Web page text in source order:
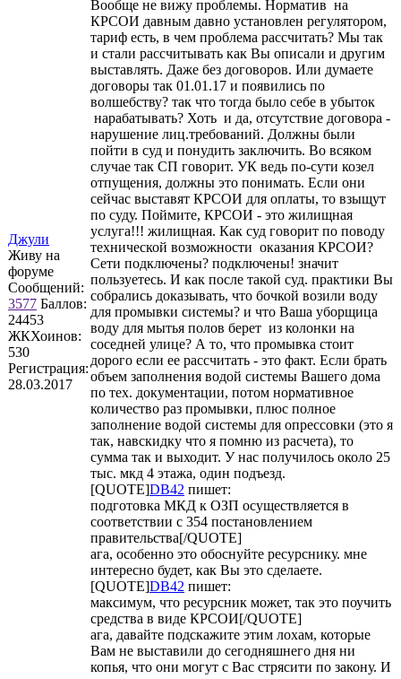
Джули
Живу на
форуме
Сообщений:
3577 Баллов:
24453
ЖКХоинов:
530
Регистрация:
28.03.2017
Вообще не вижу проблемы. Норматив на
КРСОИ давным давно установлен регулятором,
тариф есть, в чем проблема рассчитать? Мы так
и стали рассчитывать как Вы описали и другим
выставлять. Даже без договоров. Или думаете
договоры так 01.01.17 и появились по
волшебству? так что тогда было себе в убыток
нарабатывать? Хоть и да, отсутствие договора -
нарушение лиц.требований. Должны были
пойти в суд и понудить заключить. Во всяком
случае так СП говорит. УК ведь по-сути козел
отпущения, должны это понимать. Если они
сейчас выставят КРСОИ для оплаты, то взыщут
по суду. Поймите, КРСОИ - это жилищная
услуга!!! жилищная. Как суд говорит по поводу
технической возможности оказания КРСОИ?
Сети подключены? подключены! значит
пользуетесь. И как после такой суд. практики Вы
собрались доказывать, что бочкой возили воду
для промывки системы? и что Ваша уборщица
воду для мытья полов берет из колонки на
соседней улице? А то, что промывка стоит
дорого если ее рассчитать - это факт. Если брать
объем заполнения водой системы Вашего дома
по тех. документации, потом нормативное
количество раз промывки, плюс полное
заполнение водой системы для опрессовки (это я
так, навскидку что я помню из расчета), то
сумма так и выходит. У нас получилось около 25
тыс. мкд 4 этажа, один подъезд.
[QUOTE]DB42 пишет:
подготовка МКД к ОЗП осуществляется в
соответствии с 354 постановлением
правительства[/QUOTE]
ага, особенно это обоснуйте ресурснику. мне
интересно будет, как Вы это сделаете.
[QUOTE]DB42 пишет:
максимум, что ресурсник может, так это поучить
средства в виде КРСОИ[/QUOTE]
ага, давайте подскажите этим лохам, которые
Вам не выставили до сегодняшнего дня ни
копья, что они могут с Вас стрясити по закону. И